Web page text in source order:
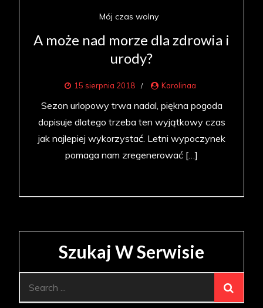
Mój czas wolny
A może nad morze dla zdrowia i
urody?
15 sierpnia 2018 Karolinaa
Sezon urlopowy trwa nadal, piękna pogoda
dopisuje dlatego trzeba ten wyjątkowy czas
jak najlepiej wykorzystać. Letni wypoczynek
pomaga nam zregenerować […]
Szukaj W Serwisie